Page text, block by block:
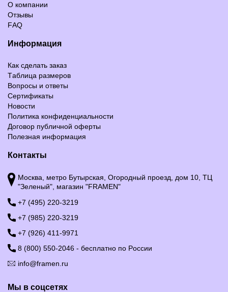
О компании
Отзывы
FAQ
Информация
Как сделать заказ
Таблица размеров
Вопросы и ответы
Сертификаты
Новости
Политика конфиденциальности
Договор публичной оферты
Полезная информация
Контакты
Москва, метро Бутырская, Огородный проезд, дом 10, ТЦ
"Зеленый", магазин "FRAMEN"
+7 (495) 220-3219
+7 (985) 220-3219
+7 (926) 411-9971
8 (800) 550-2046 - бесплатно по России
info@framen.ru
Мы в соцсетях